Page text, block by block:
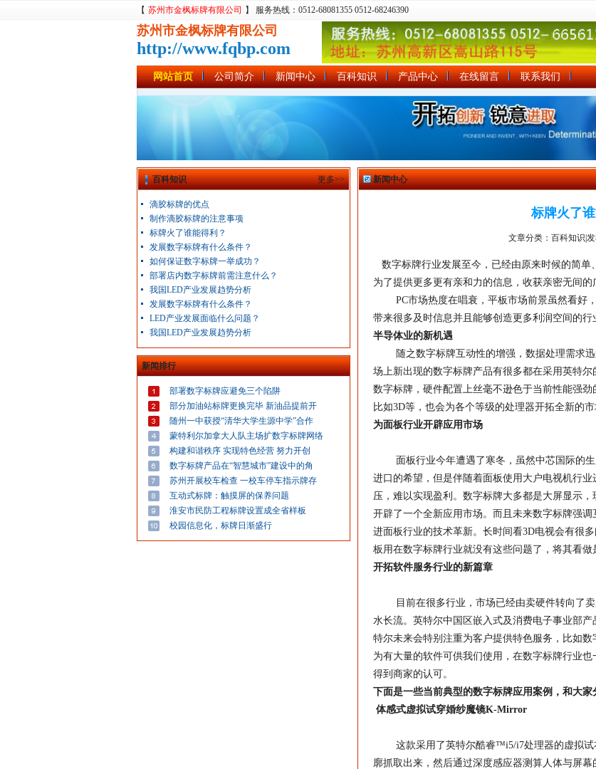
【 苏州市金枫标牌有限公司 】 服务热线：0512-68081355 0512-68246390
苏州市金枫标牌有限公司
http://www.fqbp.com
网站首页 公司简介 新闻中心 百科知识 产品中心 在线留言 联系我们
百科知识 更多>>
滴胶标牌的优点
制作滴胶标牌的注意事项
标牌火了谁能得利？
发展数字标牌有什么条件？
如何保证数字标牌一举成功？
部署店内数字标牌前需注意什么？
我国LED产业发展趋势分析
发展数字标牌有什么条件？
LED产业发展面临什么问题？
我国LED产业发展趋势分析
新闻排行
部署数字标牌应避免三个陷阱
部分加油站标牌更换完毕 新油品提前开
随州一中获授“清华大学生源中学”合作
蒙特利尔加拿大人队主场扩数字标牌网络
构建和谐秩序 实现特色经营 努力开创
数字标牌产品在“智慧城市”建设中的角
苏州开展校车检查 一校车停车指示牌存
互动式标牌：触摸屏的保养问题
淮安市民防工程标牌设置成全省样板
校园信息化，标牌日渐盛行
新闻中心
标牌火了
文章分类：百科知识|
数字标牌行业发展至今，已经由原来时候的简
为了提供更多更有亲和力的信息，收获亲密无间的
PC市场热度在唱衰，平板市场前景虽然看好，
带来很多及时信息并且能够创造更多利润空间的
半导体业的新机遇
随之数字标牌互动性的增强，数据处理需求
场上新出现的数字标牌产品有很多都在采用英特尔
数字标牌 ，硬件配置上丝毫不逊色于当前性能强
比如3D等，也会为各个等级的处理器开拓全新的市
为面板行业开辟应用市场
面板行业今年遭遇了寒冬，虽然中芯国际的生
进口的希望，但是伴随着面板使用大户电视机行
压，难以实现盈利。 数字标牌大多都是大屏显示
开辟了一个全新应用市场。而且未来数字标牌强调
进面板行业的技术革新。长时间看3D电视会有很
板用在数字标牌行业就没有这些问题了，将其看做
开拓软件服务行业的新篇章
目前在很多行业，市场已经由卖硬件转向了卖
水长流。 英特尔中国区嵌入式及消费电子事业部
特尔未来会特别注重为客户提供特色服务，比如数
为有大量的软件可供我们使用，在数字标牌行业也
得到商家的认可。
下面是一些当前典型的数字标牌应用案例，和大家
体感式虚拟试穿婚纱魔镜K-Mirror
这款采用了英特尔酷睿™i5/i7处理器的虚拟试
廓抓取出来，然后通过深度感应器测算人体与屏